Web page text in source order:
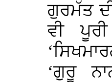
ਗੁਰਮੱਤ
ਵੀ
‘ਗੁਰੂ